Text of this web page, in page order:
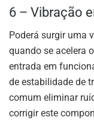
6 – Vibração
Poderá surgir uma
quando se acelera
entrada em
de estabilidade de
comum eliminar
corrigir este